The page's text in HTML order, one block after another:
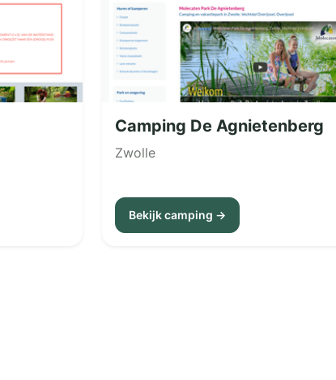
Camping De Agnietenberg
Zwolle
Bekijk camping →